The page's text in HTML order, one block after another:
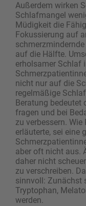
Außerdem wirken
Schlafmangel
Müdigkeit die
Fokussierung auf
auf die Hälfte.
erholsamer Schlaf
nicht nur auf die
regelmäßige
Beratung bedeutet
fragen und bei
zu verbessern.
erläuterte, sei eine
aber oft nicht aus.
daher nicht
zu verschreiben.
sinnvoll: Zunächst
Tryptophan,
werden.